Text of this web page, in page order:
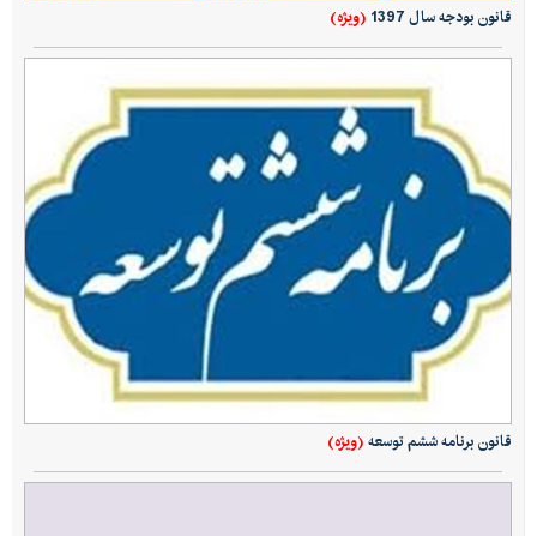
قانون بودجه سال 1397 (ویژه)
قانون برنامه ششم توسعه(ویژه)